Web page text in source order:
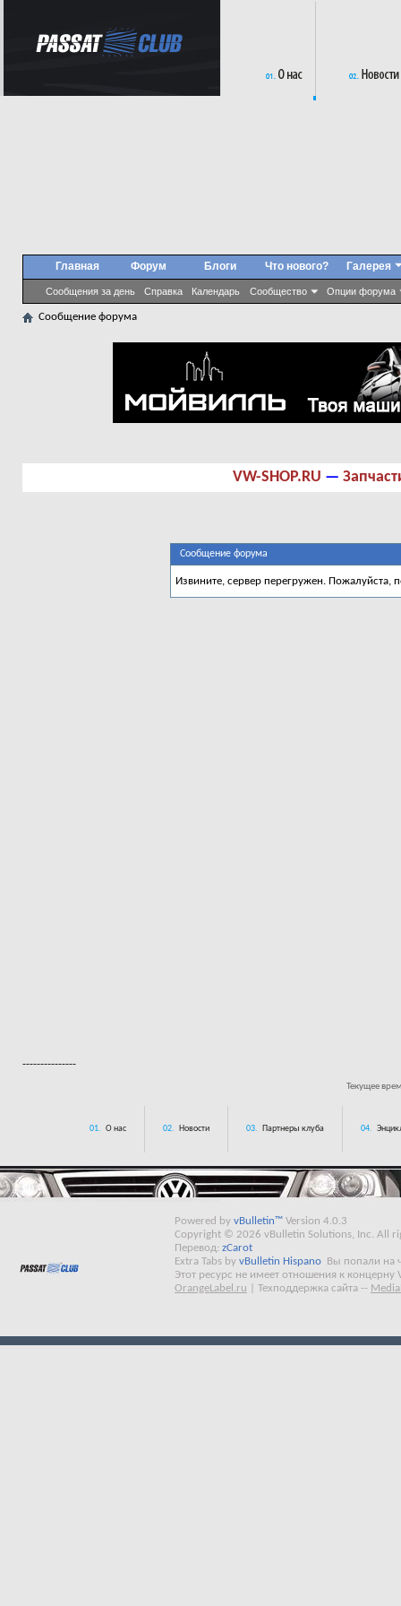
Главная Форум
Сообщения за день Справка Календарь Сообщество Опции форума
Блоги Что нового? Галерея
Сообщение форума
VW-SHOP.RU —
Сообщение форума
Извините, сервер перегружен. Пожалуйста,
---------------
Текущее
01. О нас 02. Новости 03. Партнеры клуба 04.
Powered by vBulletin™ Version 4.0.3
Copyright © 2026 vBulletin Solutions, Inc. All
Перевод: zCarot
Extra Tabs by vBulletin Hispano
Вы попали на
Этот ресурс не имеет отношения к концерну
OrangeLabel.ru
Техподдержка сайта --